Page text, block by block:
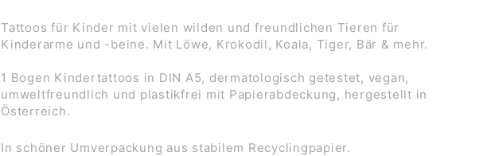
Tattoos für Kinder mit vielen wilden und freundlichen Tieren für
Kinderarme und -beine. Mit Löwe, Krokodil, Koala, Tiger, Bär & mehr.
1 Bogen Kindertattoos in DIN A5, dermatologisch getestet, vegan,
umweltfreundlich und plastikfrei mit Papierabdeckung, hergestellt in
Österreich.
In schöner Umverpackung aus stabilem Recyclingpapier.